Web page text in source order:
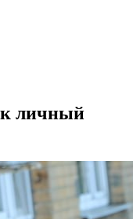
личный